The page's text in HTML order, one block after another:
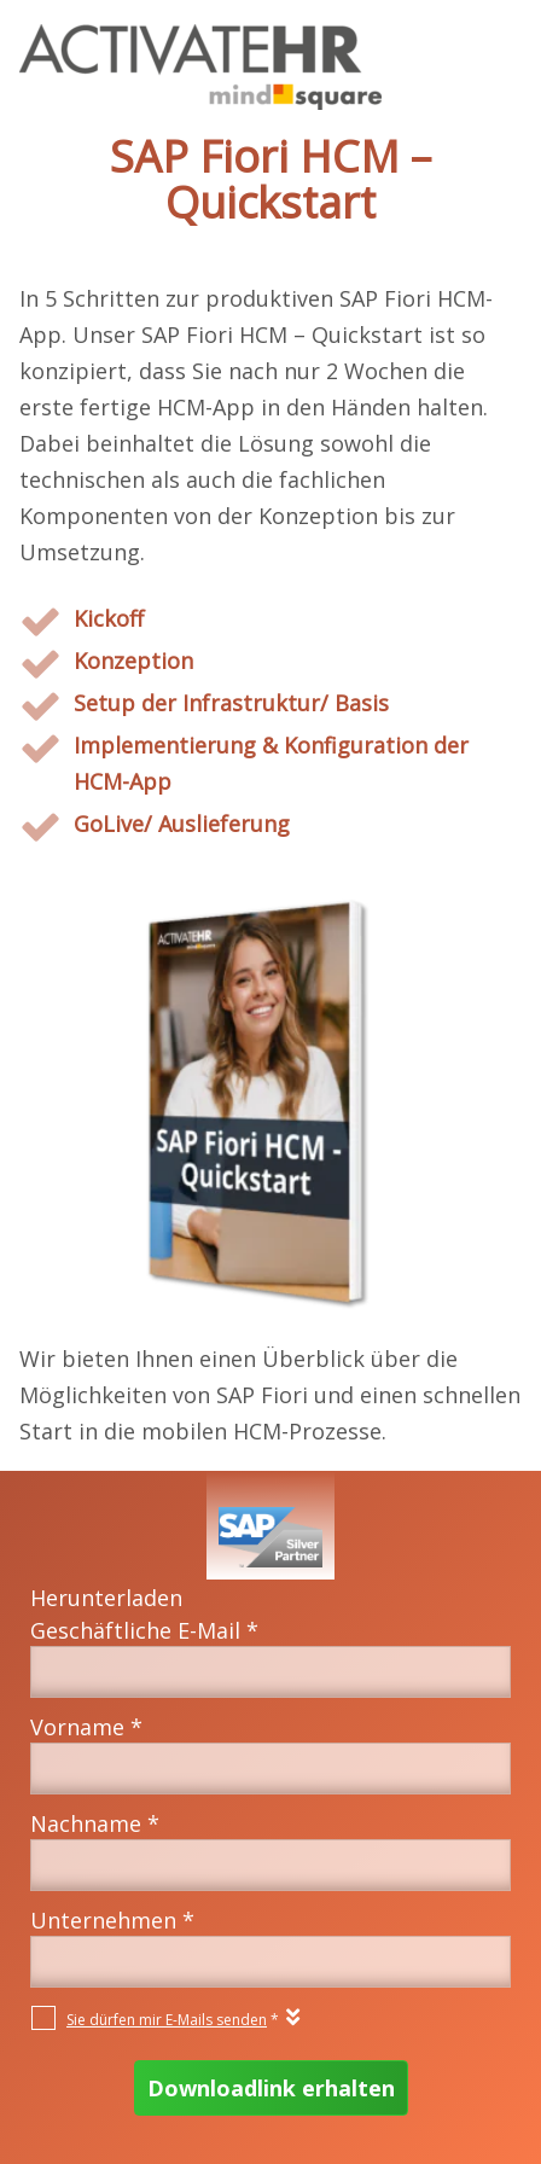
SAP Fiori HCM –
Quickstart
In 5 Schritten zur produktiven SAP Fiori HCM-
App. Unser SAP Fiori HCM – Quickstart ist so
konzipiert, dass Sie nach nur 2 Wochen die
erste fertige HCM-App in den Händen halten.
Dabei beinhaltet die Lösung sowohl die
technischen als auch die fachlichen
Komponenten von der Konzeption bis zur
Umsetzung.
Kickoff
Konzeption
Setup der Infrastruktur/ Basis
Implementierung & Konfiguration der
HCM-App
GoLive/ Auslieferung
Wir bieten Ihnen einen Überblick über die
Möglichkeiten von SAP Fiori und einen schnellen
Start in die mobilen HCM-Prozesse.
Herunterladen